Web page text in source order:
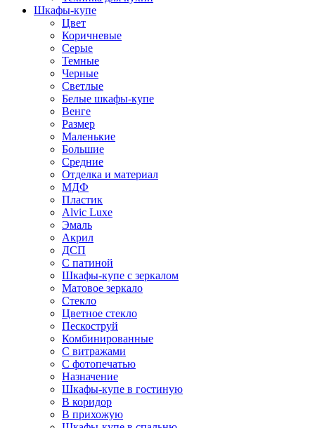
Шкафы-купе
Цвет
Коричневые
Серые
Темные
Черные
Светлые
Белые шкафы-купе
Венге
Размер
Маленькие
Большие
Средние
Отделка и материал
МДФ
Пластик
Alvic Luxe
Эмаль
Акрил
ДСП
С патиной
Шкафы-купе с зеркалом
Матовое зеркало
Стекло
Цветное стекло
Пескоструй
Комбинированные
С витражами
С фотопечатью
Назначение
Шкафы-купе в гостиную
В коридор
В прихожую